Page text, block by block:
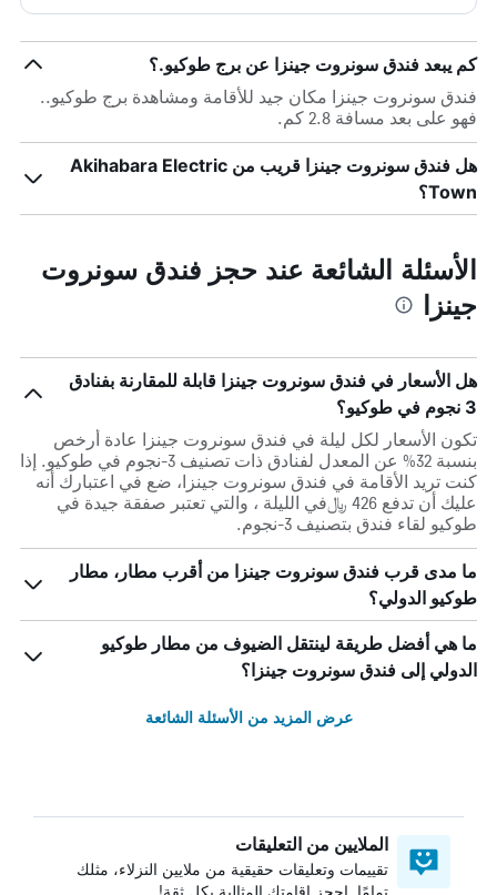
كم يبعد فندق سونروت جينزا عن برج طوكيو.؟
فندق سونروت جينزا مكان جيد للأقامة ومشاهدة برج طوكيو..
فهو على بعد مسافة 2.8 كم.
هل فندق سونروت جينزا قريب من Akihabara Electric
Town؟
الأسئلة الشائعة عند حجز فندق سونروت
جينزا
هل الأسعار في فندق سونروت جينزا قابلة للمقارنة بفنادق
3 نجوم في طوكيو؟
تكون الأسعار لكل ليلة في فندق سونروت جينزا عادة أرخص
بنسبة 32% عن المعدل لفنادق ذات تصنيف 3-نجوم في طوكيو. إذا
كنت تريد الأقامة في فندق سونروت جينزا، ضع في اعتبارك أنه
عليك أن تدفع 426 ﷼في الليلة ، والتي تعتبر صفقة جيدة في
طوكيو لقاء فندق بتصنيف 3-نجوم.
ما مدى قرب فندق سونروت جينزا من أقرب مطار، مطار
طوكيو الدولي؟
ما هي أفضل طريقة لينتقل الضيوف من مطار طوكيو
الدولي إلى فندق سونروت جينزا؟
عرض المزيد من الأسئلة الشائعة
الملايين من التعليقات
تقييمات وتعليقات حقيقية من ملايين النزلاء، مثلك
تمامًا. احجز إقامتك المثالية بكل ثقة!